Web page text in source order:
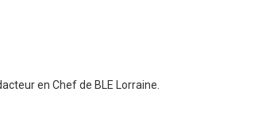
en Chef de BLE Lorraine.